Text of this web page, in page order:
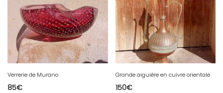
Verrerie de Murano
85€
Grande aiguière en cuivre orientale
150€